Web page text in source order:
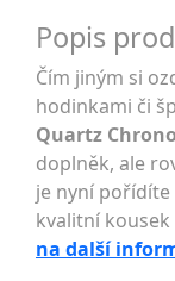
Popis
Čím jiným si
hodinkami či
Quartz
doplněk, ale
je nyní pořídíte
kvalitní
na další